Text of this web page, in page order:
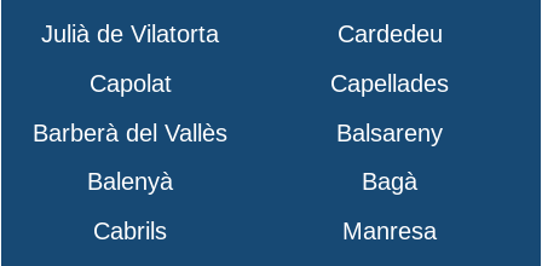
Julià de Vilatorta
Cardedeu
Capolat
Capellades
Barberà del Vallès
Balsareny
Balenyà
Bagà
Cabrils
Manresa